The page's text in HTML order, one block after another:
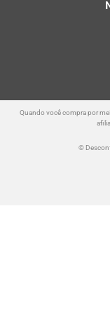
Quando você compra por
©